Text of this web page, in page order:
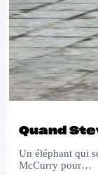
Quand
Un éléphant qui
McCurry pour…